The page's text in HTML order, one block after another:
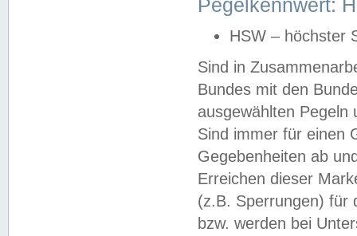
Pegelkennwert:
HSW – höchster
Sind in
Bundes mit den
ausgewählten
Sind immer für einen
Gegebenheiten ab
Erreichen dieser
(z.B. Sperrungen) für
bzw. werden bei